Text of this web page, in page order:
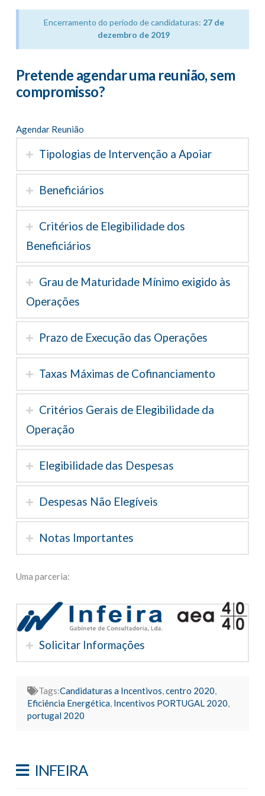
Encerramento do período de candidaturas: 27 de
dezembro de 2019
Pretende agendar uma reunião, sem
compromisso?
Agendar Reunião
Tipologias de Intervenção a Apoiar
Beneficiários
Critérios de Elegibilidade dos
Beneficiários
Grau de Maturidade Mínimo exigido às
Operações
Prazo de Execução das Operações
Taxas Máximas de Cofinanciamento
Critérios Gerais de Elegibilidade da
Operação
Elegibilidade das Despesas
Despesas Não Elegíveis
Notas Importantes
Uma parceria:
Solicitar Informações
Tags:Candidaturas a Incentivos,centro 2020,
Eficiência Energética, Incentivos PORTUGAL 2020,
portugal 2020
INFEIRA